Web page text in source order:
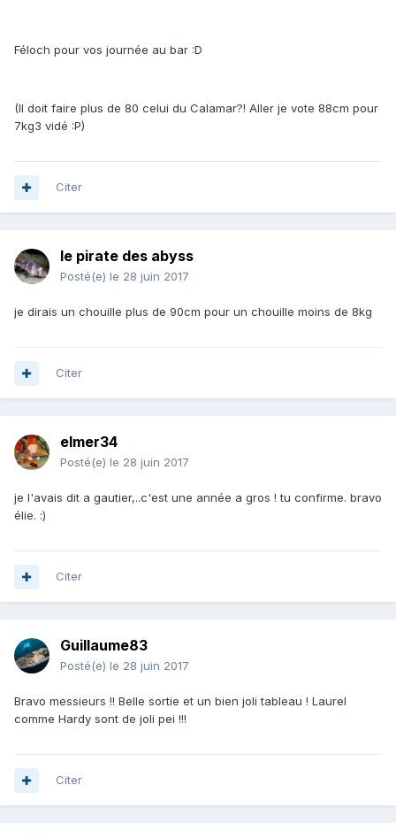
Féloch pour vos journée au bar :D
(Il doit faire plus de 80 celui du Calamar?! Aller je vote 88cm pour
7kg3 vidé :P)
Citer
le pirate des abyss
Posté(e) le 28 juin 2017
je dirais un chouille plus de 90cm pour un chouille moins de 8kg
Citer
elmer34
Posté(e) le 28 juin 2017
je l'avais dit a gautier,..c'est une année a gros ! tu confirme. bravo
élie. :)
Citer
Guillaume83
Posté(e) le 28 juin 2017
Bravo messieurs !! Belle sortie et un bien joli tableau ! Laurel
comme Hardy sont de joli pei !!!
Citer